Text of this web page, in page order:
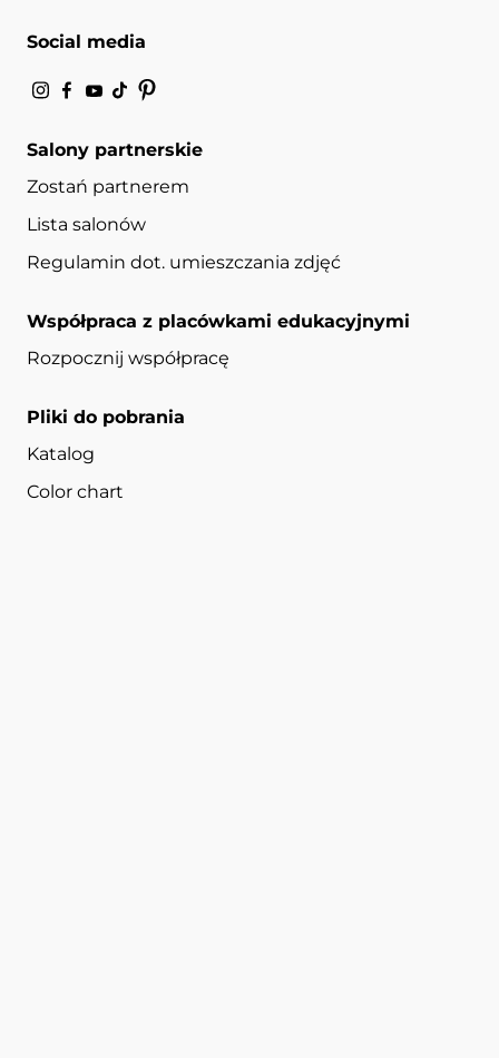
Social media
Salony partnerskie
Zostań partnerem
Lista salonów
Regulamin dot. umieszczania zdjęć
Współpraca z placówkami edukacyjnymi
Rozpocznij współpracę
Pliki do pobrania
Katalog
Color chart